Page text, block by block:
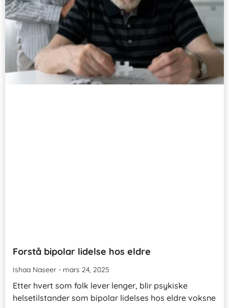
Forstå bipolar lidelse hos eldre
Ishaa Naseer mars 24, 2025
Etter hvert som folk lever lenger, blir psykiske
helsetilstander som bipolar lidelses hos eldre voksne